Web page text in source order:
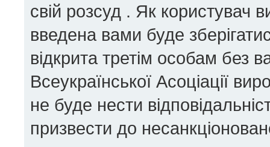
свій розсуд . Як користувач
введена вами буде
відкрита третім особам без
Всеукраїнської Асоціації
не буде нести
призвести до